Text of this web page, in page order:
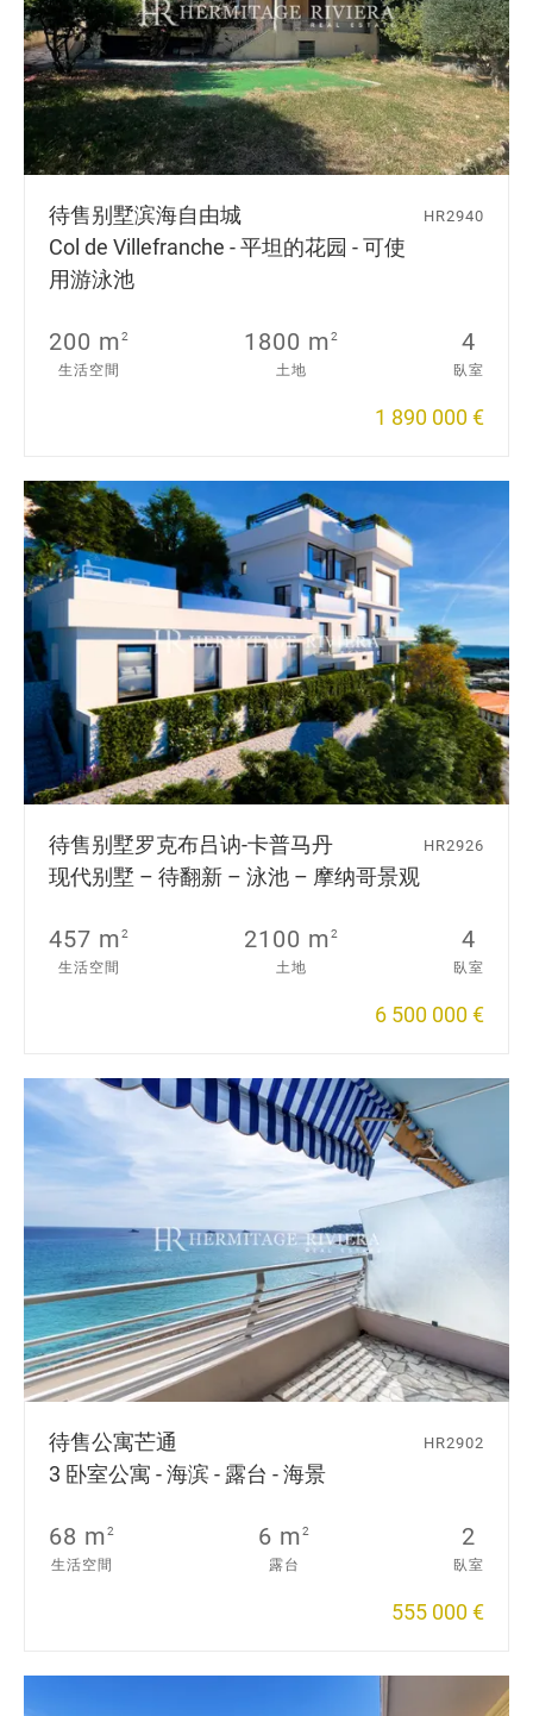
待售别墅滨海自由城
Col de Villefranche - 平坦的花园 - 可使
用游泳池
HR2940
200 m2
生活空間
1800 m2
土地
4
臥室
1 890 000 €
待售别墅罗克布吕讷-卡普马丹
现代别墅 – 待翻新 – 泳池 – 摩纳哥景观
HR2926
457 m2
生活空間
2100 m2
土地
4
臥室
6 500 000 €
待售公寓芒通
3 卧室公寓 - 海滨 - 露台 - 海景
HR2902
68 m2
生活空間
6 m2
露台
2
臥室
555 000 €